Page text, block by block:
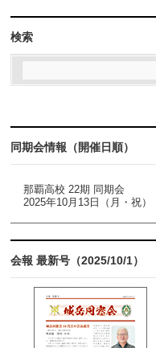
検索
同期会情報（開催日順）
那覇高校 22期 同期会
2025年10月13日（月・祝）
会報 最新号（2025/10/1）